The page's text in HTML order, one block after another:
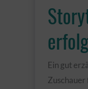
Ein gut
Zuschauer